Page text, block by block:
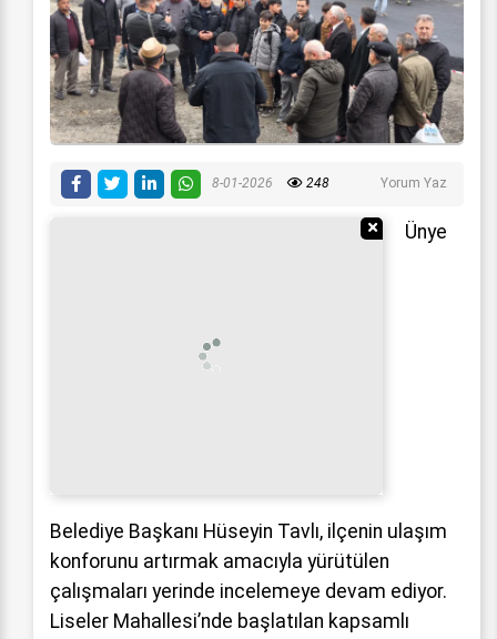
8-01-2026 248 Yorum Yaz
Reklamı Gizle
Ünye
Belediye Başkanı Hüseyin Tavlı, ilçenin ulaşım
konforunu artırmak amacıyla yürütülen
çalışmaları yerinde incelemeye devam ediyor.
Liseler Mahallesi’nde başlatılan kapsamlı